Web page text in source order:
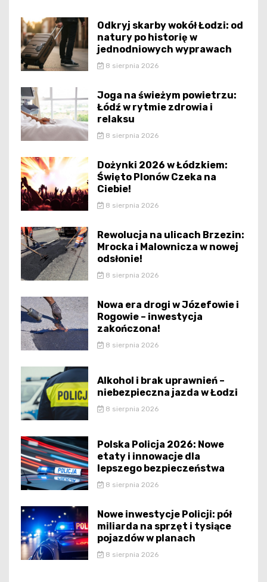
Odkryj skarby wokół Łodzi: od
natury po historię w
jednodniowych wyprawach
8 sierpnia 2026
Joga na świeżym powietrzu:
Łódź w rytmie zdrowia i
relaksu
8 sierpnia 2026
Dożynki 2026 w Łódzkiem:
Święto Plonów Czeka na
Ciebie!
8 sierpnia 2026
Rewolucja na ulicach Brzezin:
Mrocka i Malownicza w nowej
odsłonie!
8 sierpnia 2026
Nowa era drogi w Józefowie i
Rogowie – inwestycja
zakończona!
8 sierpnia 2026
Alkohol i brak uprawnień –
niebezpieczna jazda w Łodzi
8 sierpnia 2026
Polska Policja 2026: Nowe
etaty i innowacje dla
lepszego bezpieczeństwa
8 sierpnia 2026
Nowe inwestycje Policji: pół
miliarda na sprzęt i tysiące
pojazdów w planach
8 sierpnia 2026